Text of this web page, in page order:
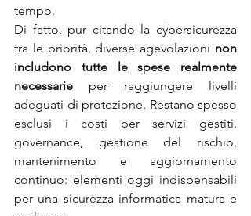
tempo.
Di fatto, pur citando la cybersicurezza
tra le priorità, diverse agevolazioni non
includono tutte le spese realmente
necessarie per raggiungere livelli
adeguati di protezione. Restano spesso
esclusi i costi per servizi gestiti,
governance, gestione del rischio,
mantenimento e aggiornamento
continuo: elementi oggi indispensabili
per una sicurezza informatica matura e